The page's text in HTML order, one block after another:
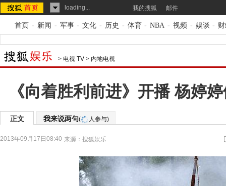
loading... 我的搜狐 邮件
首页 - 新闻 - 军事 - 文化 - 历史 - 体育 - NBA - 视频 - 娱谈 -
> 电视 TV > 内地电视
《向着胜利前进》开播 杨婷
正文 我来说两句( 人参与)
2013年09月17日08:40 来源： 搜狐娱乐